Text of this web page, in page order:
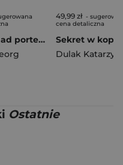
Światła nad portem. Saga portowa Tom. 1
49,99 zł -
cena detaliczna
Sekret w
Dulak
Ostatnie